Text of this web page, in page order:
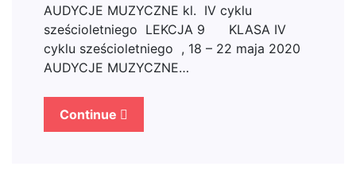
AUDYCJE MUZYCZNE kl. IV cyklu
sześcioletniego LEKCJA 9 KLASA IV
cyklu sześcioletniego , 18 – 22 maja 2020
AUDYCJE MUZYCZNE…
Continue